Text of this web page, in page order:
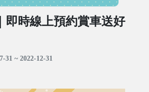
即時線上預約賞車送好
31 ~ 2022-12-31